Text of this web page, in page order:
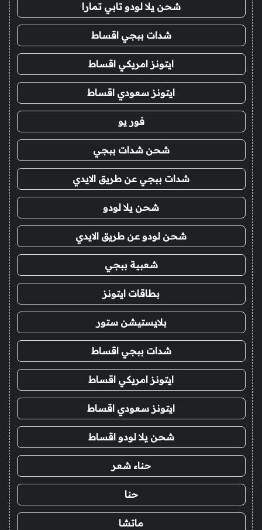
شحن يلا لودو تابي تمارا
شدات ببجي اقساط
ايتونز امريكي اقساط
ايتونز سعودي اقساط
فور يو
شحن شدات ببجي
شدات ببجي عن طريق الايدي
شحن يلا لودو
شحن لودو عن طريق الايدي
شعبية ببجي
بطاقات ايتونز
بلايستيشن ستور
شدات ببجي اقساط
ايتونز امريكي اقساط
ايتونز سعودي اقساط
شحن يلا لودو اقساط
حناء شعر
حنا
ماتشا